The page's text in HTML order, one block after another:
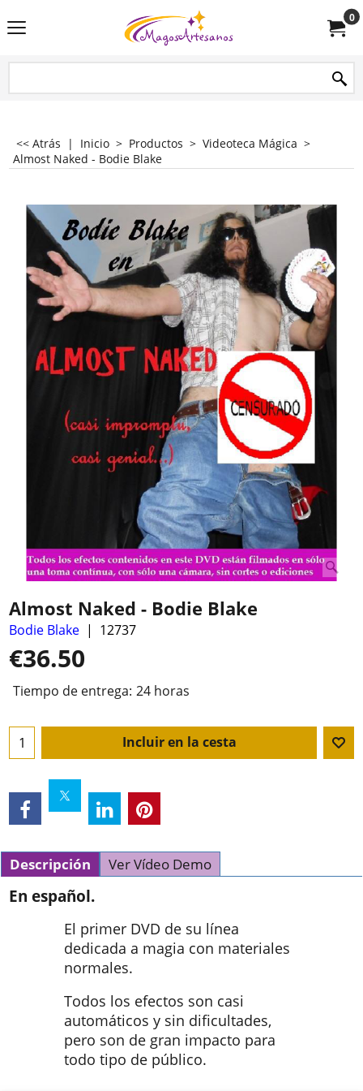
0
<< Atrás | Inicio > Productos > Videoteca Mágica >
Almost Naked - Bodie Blake
Almost Naked - Bodie Blake
Bodie Blake 12737
€36.50
Tiempo de entrega: 24 horas
Incluir en la cesta
Descripción Ver Vídeo Demo
En español.
El primer DVD de su línea
dedicada a magia con materiales
normales.
Todos los efectos son casi
automáticos y sin dificultades,
pero son de gran impacto para
todo tipo de público.